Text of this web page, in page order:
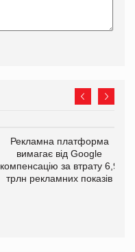
Рекламна платформа
вимагає від Google
компенсацію за втрату 6,9
трлн рекламних показів